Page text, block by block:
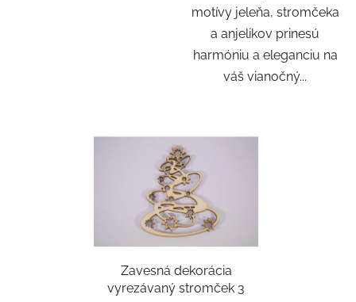
motívy jeleňa, stromčeka
a anjelikov prinesú
harmóniu a eleganciu na
váš vianočný...
Zavesná dekorácia
vyrezávaný stromček 3